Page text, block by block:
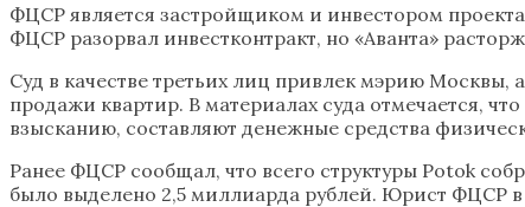
ФЦСР является застройщиком и инвестором
ФЦСР разорвал инвестконтракт, но «Аванта»
Суд в качестве третьих лиц привлек мэрию
продажи квартир. В материалах суда отмечается,
взысканию, составляют денежные средства
Ранее ФЦСР сообщал, что всего структуры Potok
было выделено 2,5 миллиарда рублей. Юрист ФЦСР в